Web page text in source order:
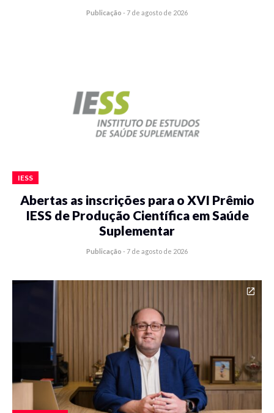
Publicação - 7 de agosto de 2026
IESS
Abertas as inscrições para o XVI Prêmio
IESS de Produção Científica em Saúde
Suplementar
Publicação - 7 de agosto de 2026